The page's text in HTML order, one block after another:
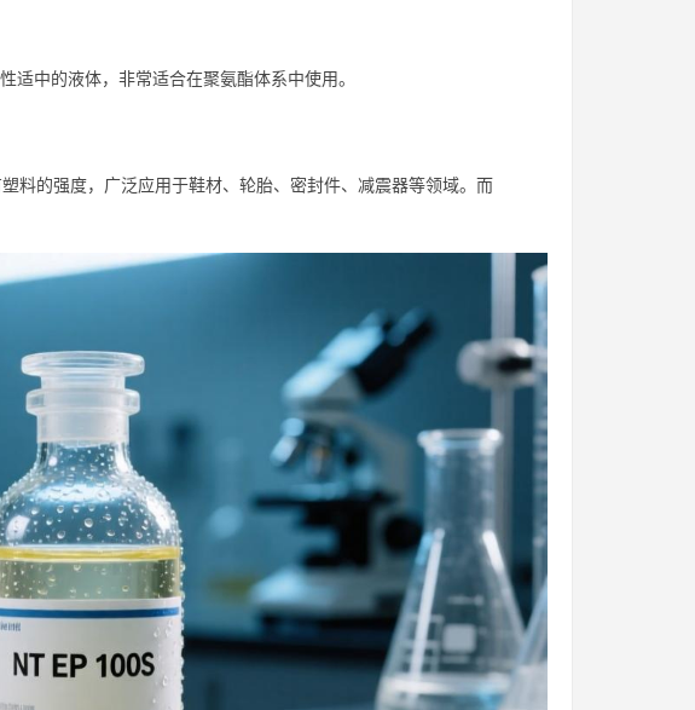
适中的液体，非常适合在聚氨酯体系中使用。
料的强度，广泛应用于鞋材、轮胎、密封件、减震器等领域。而